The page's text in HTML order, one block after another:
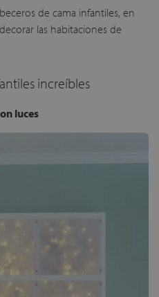
de cama infantiles, en
las habitaciones de
increíbles
luces